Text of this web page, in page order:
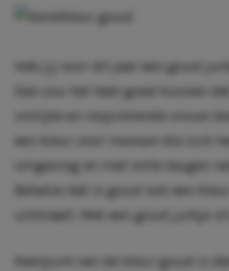
Heb jij voor dit jaar een goud
Dan zou het heel goed kunnen
vrolijke en inspirerende vrouw
een kleur voor mensen die zich
omgeving en met volle teugen
Behalve dat is goud ook een
uitstraalt. Met een goud jurkje
Keerpunt van de kleur goud is